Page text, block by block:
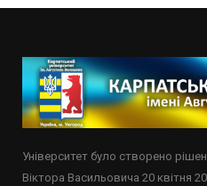
Університет було створено
Віктора Васильовича 20 квітня